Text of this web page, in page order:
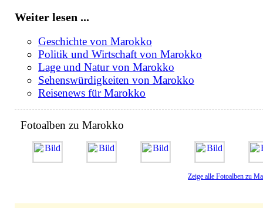
Weiter lesen ...
Geschichte von Marokko
Politik und Wirtschaft von Marokko
Lage und Natur von Marokko
Sehenswürdigkeiten von Marokko
Reisenews für Marokko
Fotoalben zu Marokko
Zeige alle Fotoalben zu